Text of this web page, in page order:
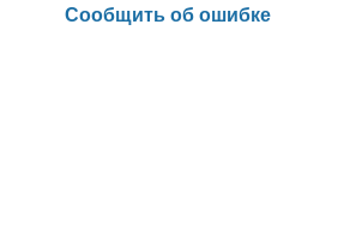
Сообщить об ошибке